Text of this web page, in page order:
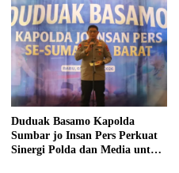
Duduak Basamo Kapolda
Sumbar jo Insan Pers Perkuat
Sinergi Polda dan Media untuk